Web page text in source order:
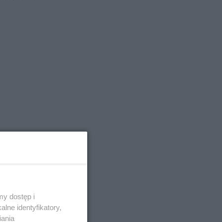
dostęp i
identyfikatory,